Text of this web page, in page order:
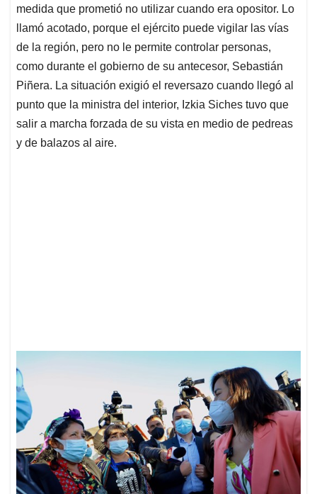
medida que prometió no utilizar cuando era opositor. Lo
llamó acotado, porque el ejército puede vigilar las vías
de la región, pero no le permite controlar personas,
como durante el gobierno de su antecesor, Sebastián
Piñera. La situación exigió el reversazo cuando llegó al
punto que la ministra del interior, Izkia Siches tuvo que
salir a marcha forzada de su vista en medio de pedreas
y de balazos al aire.